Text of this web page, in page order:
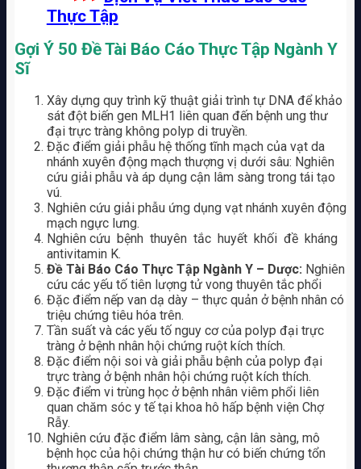
Thực Tập
Gợi Ý 50 Đề Tài Báo Cáo Thực Tập Ngành Y
Sĩ
Xây dựng quy trình kỹ thuật giải trình tự DNA để khảo
sát đột biến gen MLH1 liên quan đến bệnh ung thư
đại trực tràng không polyp di truyền.
Đặc điểm giải phẫu hệ thống tĩnh mạch của vạt da
nhánh xuyên động mạch thượng vị dưới sâu: Nghiên
cứu giải phẫu và áp dụng cận lâm sàng trong tái tạo
vú.
Nghiên cứu giải phẫu ứng dụng vạt nhánh xuyên động
mạch ngực lưng.
Nghiên cứu bệnh thuyên tắc huyết khối đề kháng
antivitamin K.
Đề Tài Báo Cáo Thực Tập Ngành Y – Dược: Nghiên
cứu các yếu tố tiên lượng tử vong thuyên tắc phổi
Đặc điểm nếp van dạ dày – thực quản ở bệnh nhân có
triệu chứng tiêu hóa trên.
Tần suất và các yếu tố nguy cơ của polyp đại trực
tràng ở bệnh nhân hội chứng ruột kích thích.
Đặc điểm nội soi và giải phẫu bệnh của polyp đại
trực tràng ở bệnh nhân hội chứng ruột kích thích.
Đặc điểm vi trùng học ở bệnh nhân viêm phổi liên
quan chăm sóc y tế tại khoa hô hấp bệnh viện Chợ
Rẫy.
Nghiên cứu đặc điểm lâm sàng, cận lân sàng, mô
bệnh học của hội chứng thận hư có biến chứng tổn